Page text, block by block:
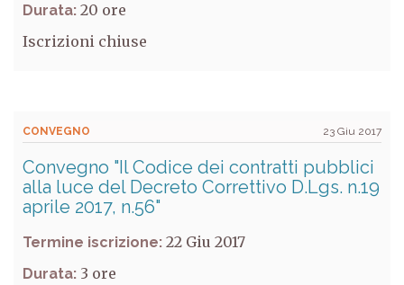
Durata: 20
Iscrizioni chiuse
CONVEGNO 23 Giu 2017
Convegno "Il Codice dei contratti pubblici
alla luce del Decreto Correttivo D.Lgs. n.19
aprile 2017, n.56"
Termine iscrizione: 22 Giu 2017
Durata: 3